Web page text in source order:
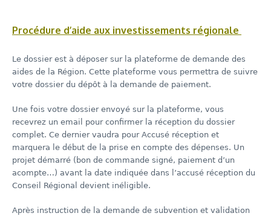
Procédure d’aide aux investissements régionale
Le dossier est à déposer sur la plateforme de demande des
aides de la Région. Cette plateforme vous permettra de suivre
votre dossier du dépôt à la demande de paiement.
Une fois votre dossier envoyé sur la plateforme, vous
recevrez un email pour confirmer la réception du dossier
complet. Ce dernier vaudra pour Accusé réception et
marquera le début de la prise en compte des dépenses. Un
projet démarré (bon de commande signé, paiement d’un
acompte…) avant la date indiquée dans l’accusé réception du
Conseil Régional devient inéligible.
Après instruction de la demande de subvention et validation